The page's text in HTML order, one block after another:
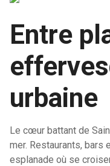
Entre
urbaine
Le cœur battant de
mer. Restaurants, bars
esplanade où se